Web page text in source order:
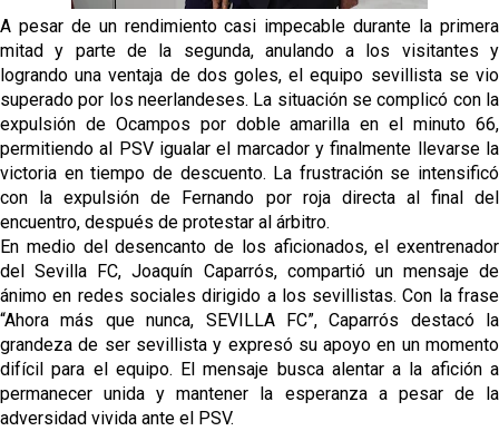
Oso es el siguiente en la lista para salir
Banquillos confirmados: así queda la cantera del
Sevilla Femenino para la 2026/27
Celta y Rayo agitan el mercado de La Liga
Previa | El Sevilla FC cierra la pretemporada con el
exigente choque ante el Bayer Leverkusen
A pesar de un rendimiento casi impecable durante la primera
mitad y parte de la segunda, anulando a los visitantes y
logrando una ventaja de dos goles, el equipo sevillista se vio
superado por los neerlandeses. La situación se complicó con la
expulsión de Ocampos por doble amarilla en el minuto 66,
permitiendo al PSV igualar el marcador y finalmente llevarse la
victoria en tiempo de descuento. La frustración se intensificó
con la expulsión de Fernando por roja directa al final del
encuentro, después de protestar al árbitro.
En medio del desencanto de los aficionados, el exentrenador
del Sevilla FC, Joaquín Caparrós, compartió un mensaje de
ánimo en redes sociales dirigido a los sevillistas. Con la frase
“Ahora más que nunca, SEVILLA FC”, Caparrós destacó la
grandeza de ser sevillista y expresó su apoyo en un momento
difícil para el equipo. El mensaje busca alentar a la afición a
permanecer unida y mantener la esperanza a pesar de la
adversidad vivida ante el PSV.